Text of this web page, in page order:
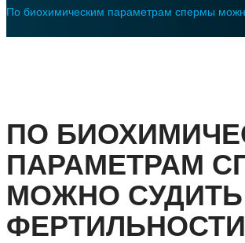
По биохимическим параметрам спермы
ПО
ПАРАМЕТРАМ
МОЖНО
ФЕРТИЛЬНОСТИ